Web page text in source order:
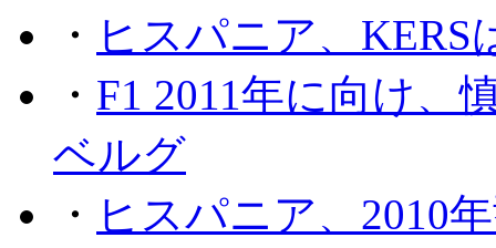
・ ヒスパニア、KERS
・ F1 2011年に向け、
ベルグ
・ ヒスパニア、2010